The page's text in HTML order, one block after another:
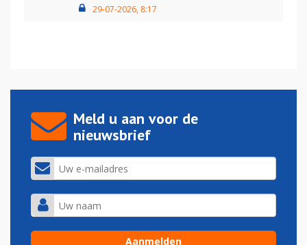
29-07-2026, 8:17
Meld u aan voor de
nieuwsbrief